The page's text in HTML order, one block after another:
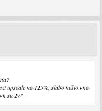
upscale na 125%, slabo nešto ima
su 27"